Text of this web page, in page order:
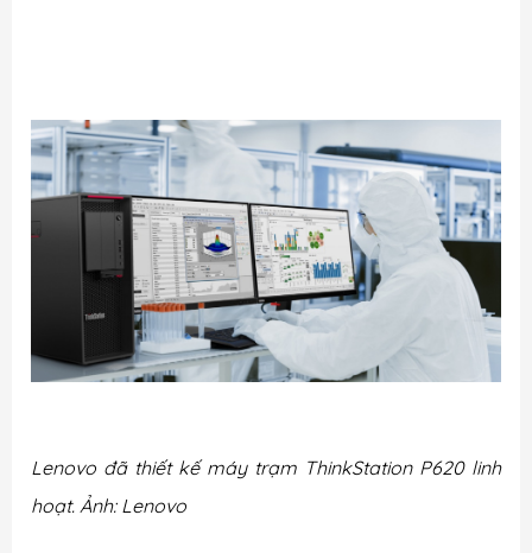
Lenovo đã thiết kế máy trạm ThinkStation P620 linh
hoạt. Ảnh: Lenovo